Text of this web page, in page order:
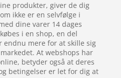
produkter, giver de dig
ikke er en selvfølge i
dine varer 14 dages
i en shop, en del
endnu mere for at skille sig
At webshops har
betyder også at deres
betingelser er let for dig at